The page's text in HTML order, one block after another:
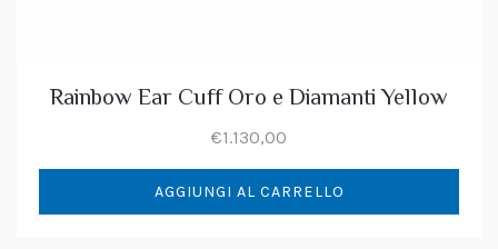
Rainbow Ear Cuff Oro e Diamanti Yellow
€1.130,00
AGGIUNGI AL CARRELLO